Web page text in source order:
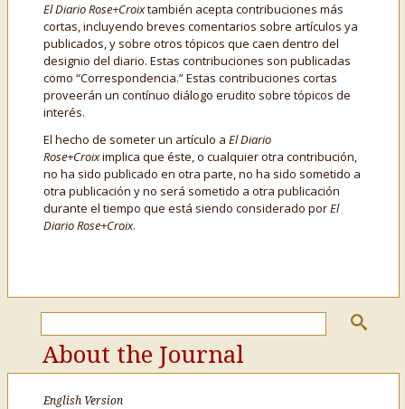
El Diario Rose+Croixtambién acepta contribuciones más
cortas, incluyendo breves comentarios sobre artículos ya
publicados, y sobre otros tópicos que caen dentro del
designio del diario. Estas contribuciones son publicadas
como “Correspondencia.” Estas contribuciones cortas
proveerán un contínuo diálogo erudito sobre tópicos de
interés.
El hecho de someter un artículo a El Diario
Rose+Croiximplica que éste, o cualquier otra contribución,
no ha sido publicado en otra parte, no ha sido sometido a
otra publicación y no será sometido a otra publicación
durante el tiempo que está siendo considerado porEl
Diario Rose+Croix.
About the Journal
English Version